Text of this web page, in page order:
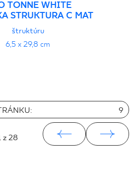
TONNE WHITE
STRUKTURA C MAT
štruktúru
6,5 x 29,8 cm
9
z 28